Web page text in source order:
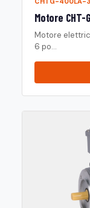
Motore CHT-
Motore
6 po...